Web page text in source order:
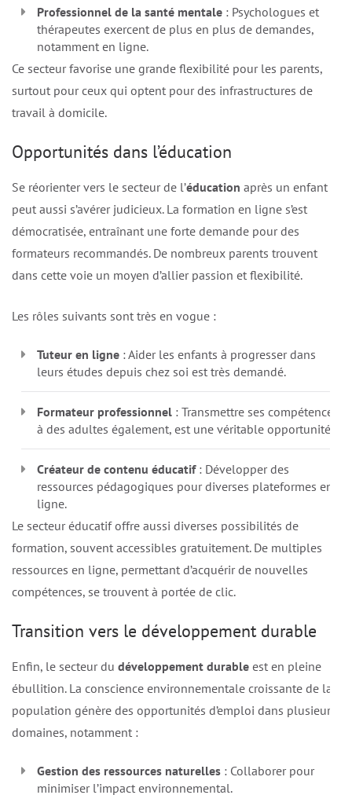
Professionnel de la santé mentale : Psychologues et
thérapeutes exercent de plus en plus de demandes,
notamment en ligne.
Ce secteur favorise une grande flexibilité pour les parents,
surtout pour ceux qui optent pour des infrastructures de
travail à domicile.
Opportunités dans l’éducation
Se réorienter vers le secteur de l’éducation après un enfant
peut aussi s’avérer judicieux. La formation en ligne s’est
démocratisée, entraînant une forte demande pour des
formateurs recommandés. De nombreux parents trouvent
dans cette voie un moyen d’allier passion et flexibilité.
Les rôles suivants sont très en vogue :
Tuteur en ligne : Aider les enfants à progresser dans
leurs études depuis chez soi est très demandé.
Formateur professionnel : Transmettre ses compétences
à des adultes également, est une véritable opportunité.
Créateur de contenu éducatif: Développer des
ressources pédagogiques pour diverses plateformes en
ligne.
Le secteur éducatif offre aussi diverses possibilités de
formation, souvent accessibles gratuitement. De multiples
ressources en ligne, permettant d’acquérir de nouvelles
compétences, se trouvent à portée de clic.
Transition vers le développement durable
Enfin, le secteur du développement durable est en pleine
ébullition. La conscience environnementale croissante de la
population génère des opportunités d’emploi dans plusieurs
domaines, notamment :
Gestion des ressources naturelles : Collaborer pour
minimiser l’impact environnemental.